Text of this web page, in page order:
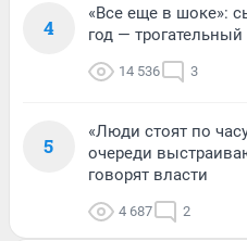
4
«Все еще в шоке»:
год —
14 536 3
5
«Люди стоят по
очереди
говорят власти
4 687 2